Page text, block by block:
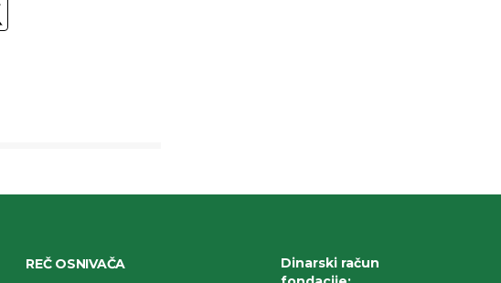
REČ OSNIVAČA
Dinarski račun